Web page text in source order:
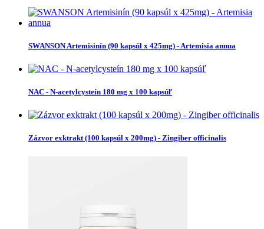
SWANSON Artemisinín (90 kapsúl x 425mg) - Artemisia annua
NAC - N-acetylcysteín 180 mg x 100 kapsúľ
Zázvor exktrakt (100 kapsúl x 200mg) - Zingiber officinalis